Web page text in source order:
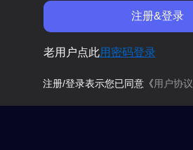
注册&登录
老用户点此用密码登录
注册/登录表示您已同意《用户协议